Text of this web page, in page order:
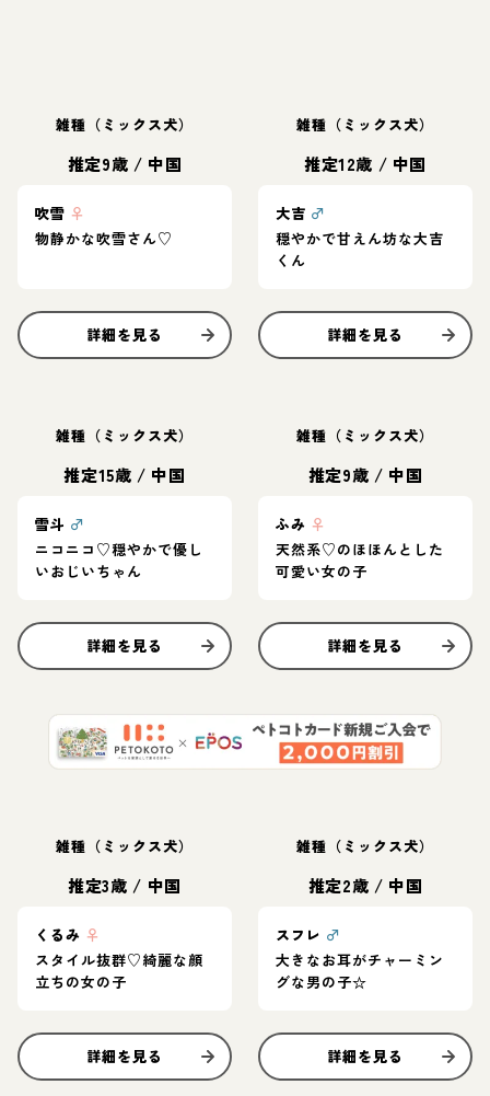
雑種（ミックス犬）
推定9歳 / 中国
吹雪 ♀
物静かな吹雪さん♡
詳細を見る
雑種（ミックス犬）
推定12歳 / 中国
大吉 ♂
穏やかで甘えん坊な大吉
くん
詳細を見る
雑種（ミックス犬）
推定15歳 / 中国
雪斗 ♂
ニコニコ♡穏やかで優し
いおじいちゃん
詳細を見る
雑種（ミックス犬）
推定9歳 / 中国
ふみ ♀
天然系♡のほほんとした
可愛い女の子
詳細を見る
雑種（ミックス犬）
推定3歳 / 中国
くるみ ♀
スタイル抜群♡綺麗な顔
立ちの女の子
詳細を見る
雑種（ミックス犬）
推定2歳 / 中国
スフレ ♂
大きなお耳がチャーミン
グな男の子☆
詳細を見る